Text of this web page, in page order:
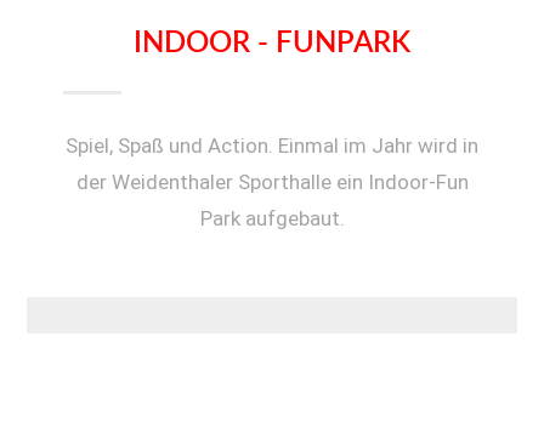
INDOOR - FUNPARK
Spiel, Spaß und Action. Einmal im Jahr wird in
der Weidenthaler Sporthalle ein Indoor-Fun
Park aufgebaut.